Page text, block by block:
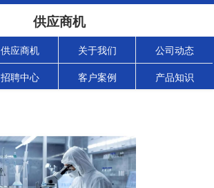
供应商机
供应商机 关于我们 公司动态
招聘中心 客户案例 产品知识